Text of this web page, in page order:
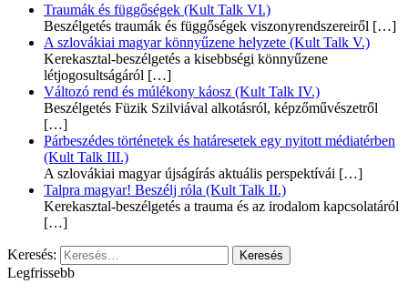
Traumák és függőségek (Kult Talk VI.)
Beszélgetés traumák és függőségek viszonyrendszereiről […]
A szlovákiai magyar könnyűzene helyzete (Kult Talk V.)
Kerekasztal-beszélgetés a kisebbségi könnyűzene
létjogosultságáról […]
Változó rend és múlékony káosz (Kult Talk IV.)
Beszélgetés Füzik Szilviával alkotásról, képzőművészetről
[…]
Párbeszédes történetek és határesetek egy nyitott médiatérben
(Kult Talk III.)
A szlovákiai magyar újságírás aktuális perspektívái […]
Talpra magyar! Beszélj róla (Kult Talk II.)
Kerekasztal-beszélgetés a trauma és az irodalom kapcsolatáról
[…]
Keresés:
Legfrissebb